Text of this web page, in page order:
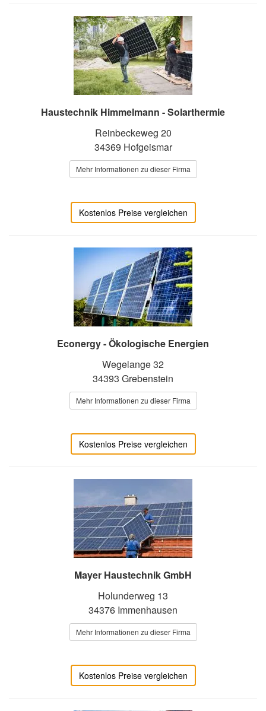
Haustechnik Himmelmann - Solarthermie
Reinbeckeweg 20
34369 Hofgeismar
Mehr Informationen zu dieser Firma
Kostenlos Preise vergleichen
Econergy - Ökologische Energien
Wegelange 32
34393 Grebenstein
Mehr Informationen zu dieser Firma
Kostenlos Preise vergleichen
Mayer Haustechnik GmbH
Holunderweg 13
34376 Immenhausen
Mehr Informationen zu dieser Firma
Kostenlos Preise vergleichen